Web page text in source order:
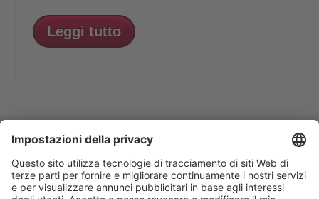
Leggi tutto
VOGELSANG - LEADING IN TECHNOLOGY